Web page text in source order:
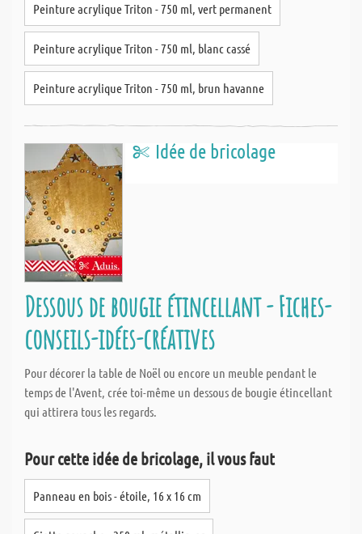
Peinture acrylique Triton - 750 ml, vert permanent
Peinture acrylique Triton - 750 ml, blanc cassé
Peinture acrylique Triton - 750 ml, brun havanne
Idée de bricolage
Dessous de bougie étincellant - Fiches-
conseils-idées-créatives
Pour décorer la table de Noël ou encore un meuble pendant le
temps de l'Avent, crée toi-même un dessous de bougie étincellant
qui attirera tous les regards.
Pour cette idée de bricolage, il vous faut
Panneau en bois - étoile, 16 x 16 cm